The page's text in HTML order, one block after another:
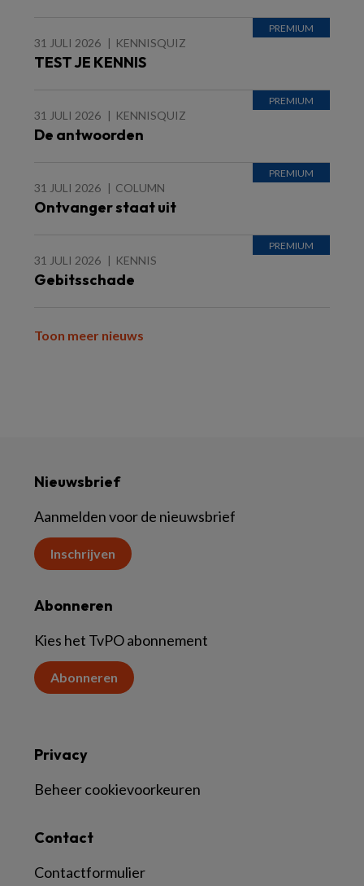
31 JULI 2026 KENNISQUIZ
TEST JE KENNIS
31 JULI 2026 KENNISQUIZ
De antwoorden
31 JULI 2026 COLUMN
Ontvanger staat uit
31 JULI 2026 KENNIS
Gebitsschade
Toon meer nieuws
Nieuwsbrief
Aanmelden voor de nieuwsbrief
Inschrijven
Abonneren
Kies het TvPO abonnement
Abonneren
Contact
Contactformulier
Privacy
Beheer cookievoorkeuren